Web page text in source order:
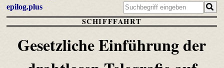
epilog.plus
SCHIFFFAHRT
Gesetzliche Einführung der